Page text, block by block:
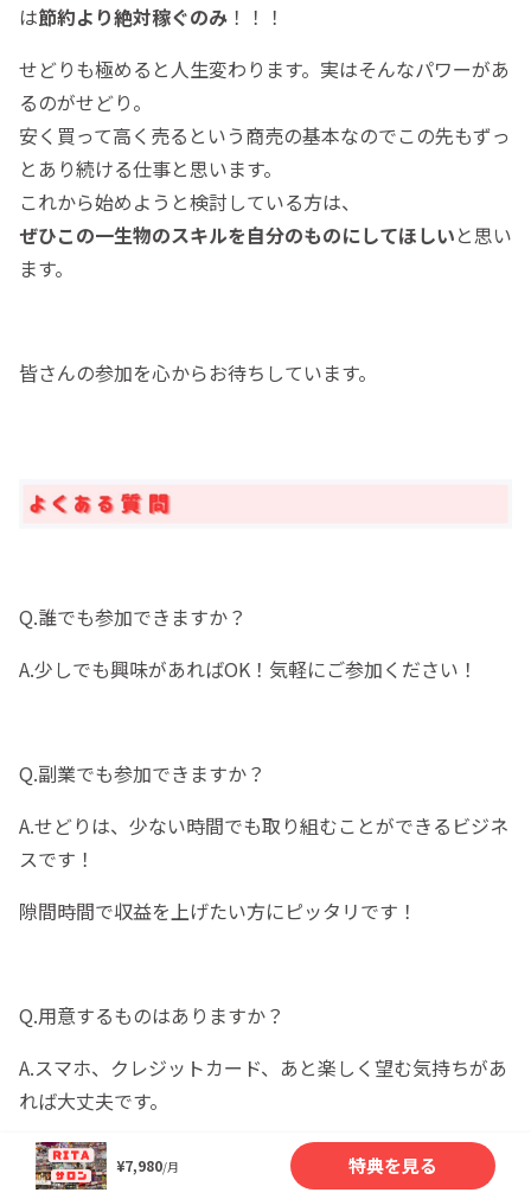
¥7,980/月 特典を見る
は節約より絶対稼ぐのみ ！！！
せどりも極めると人生変わります。実はそんなパワーがあ
るのがせどり。
安く買って高く売るという商売の基本なのでこの先もずっ
とあり続ける仕事と思います。
これから始めようと検討している方は、
ぜひこの一生物のスキルを自分のものにしてほしいと思い
ます。
皆さんの参加を心からお待ちしています。
Q.誰でも参加できますか？
A.少しでも興味があればOK！気軽にご参加ください！
Q.副業でも参加できますか？
A.せどりは、少ない時間でも取り組むことができるビジネ
スです！
隙間時間で収益を上げたい方にピッタリです！
Q.用意するものはありますか？
A.スマホ、クレジットカード、あと楽しく望む気持ちがあ
れば大丈夫です。